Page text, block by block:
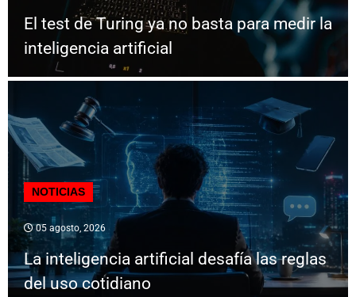
El test de Turing ya no basta para medir la
inteligencia artificial
NOTICIAS
05 agosto, 2026
La inteligencia artificial desafía las reglas
del uso cotidiano